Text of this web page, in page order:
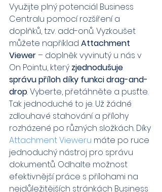
Využijte plný potenciál Business
Centralu pomocí rozšíření a
doplňků, tzv. add-onů. Vyzkoušet
můžete například Attachment
Viewer – doplněk vyvinutý u nás v
On Pointu, který zjednodušuje
správu příloh díky funkci drag-and-
drop. Vyberte, přetáhněte a pusťte.
Tak jednoduché to je. Už žádné
zdlouhavé stahování a přílohy
rozházené po různých složkách. Díky
Attachment Vieweru máte po ruce
jednoduchý nástroj pro správu
dokumentů. Odhalte možnost
efektivnější práce s přílohami na
nejdůležitějších stránkách Business